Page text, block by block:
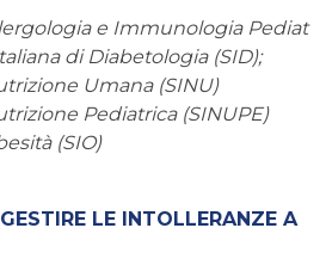
e Immunologia Pediat
di Diabetologia (SID);
Umana (SINU)
Pediatrica (SINUPE)
(SIO)
LE INTOLLERANZE A